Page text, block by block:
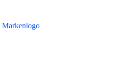
Markenlogo